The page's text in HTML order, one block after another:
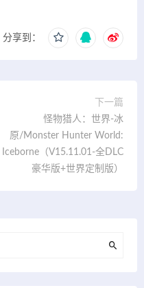
分享到：
下一篇
怪物猎人：世界-冰
原/Monster Hunter World:
Iceborne（V15.11.01-全DLC
豪华版+世界定制版）